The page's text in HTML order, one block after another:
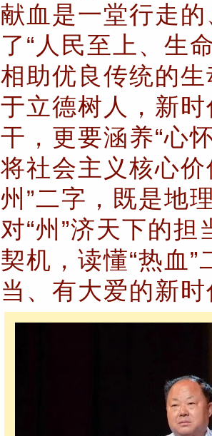
献血是一堂行走
了“人民至上、生
相助优良传统的
于立德树人，新
干，更要涵养“心
将社会主义核心
州”二字，既是地
对“州”济天下的
契机，读懂“热血
当、有大爱的新